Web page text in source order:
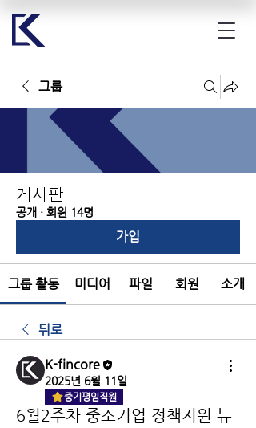
그룹
게시판
공개 · 회원 14명
가입
그룹 활동 미디어 파일 회원 소개
뒤로
K-fincore
2025년 6월 11일
중기평임직원
6월2주차 중소기업 정책지원 뉴